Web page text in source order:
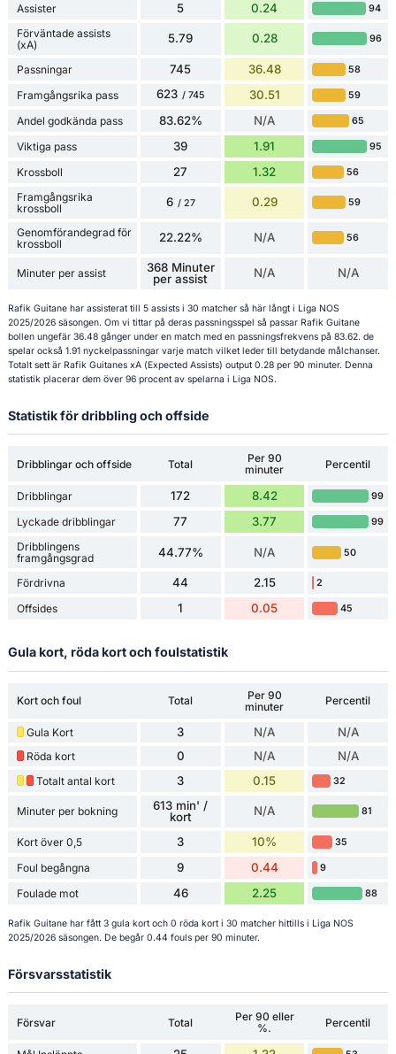
Assister 5 0.24 94
Förväntade assists
(xA)
5.79 0.28 96
Passningar 745 36.48 58
Framgångsrika pass 623 / 745 30.51 59
Andel godkända pass 83.62% N/A 65
Viktiga pass 39 1.91 95
Krossboll 27 1.32 56
Framgångsrika
krossboll
6 / 27 0.29 59
Genomförandegrad för
krossboll
22.22% N/A 56
Minuter per assist
368 Minuter
per assist
N/A N/A
Rafik Guitane har assisterat till 5 assists i 30 matcher så här långt i Liga NOS
2025/2026 säsongen. Om vi tittar på deras passningsspel så passar Rafik Guitane
bollen ungefär 36.48 gånger under en match med en passningsfrekvens på 83.62. de
spelar också 1.91 nyckelpassningar varje match vilket leder till betydande målchanser.
Totalt sett är Rafik Guitanes xA (Expected Assists) output 0.28 per 90 minuter. Denna
statistik placerar dem över 96 procent av spelarna i Liga NOS.
Statistik för dribbling och offside
Dribblingar och offside Total
Per 90
minuter
Percentil
Dribblingar 172 8.42 99
Lyckade dribblingar 77 3.77 99
Dribblingens
framgångsgrad
44.77% N/A 50
Fördrivna 44 2.15 2
Offsides 1 0.05 45
Gula kort, röda kort och foulstatistik
Kort och foul Total
Per 90
minuter
Percentil
Gula Kort 3 N/A N/A
Röda kort 0 N/A N/A
Totalt antal kort 3 0.15 32
Minuter per bokning
613 min' /
kort
N/A 81
Kort över 0,5 3 10% 35
Foul begångna 9 0.44 9
Foulade mot 46 2.25 88
Rafik Guitane har fått 3 gula kort och 0 röda kort i 30 matcher hittills i Liga NOS
2025/2026 säsongen. De begår 0.44 fouls per 90 minuter.
Försvarsstatistik
Försvar Total
Per 90 eller
%.
Percentil